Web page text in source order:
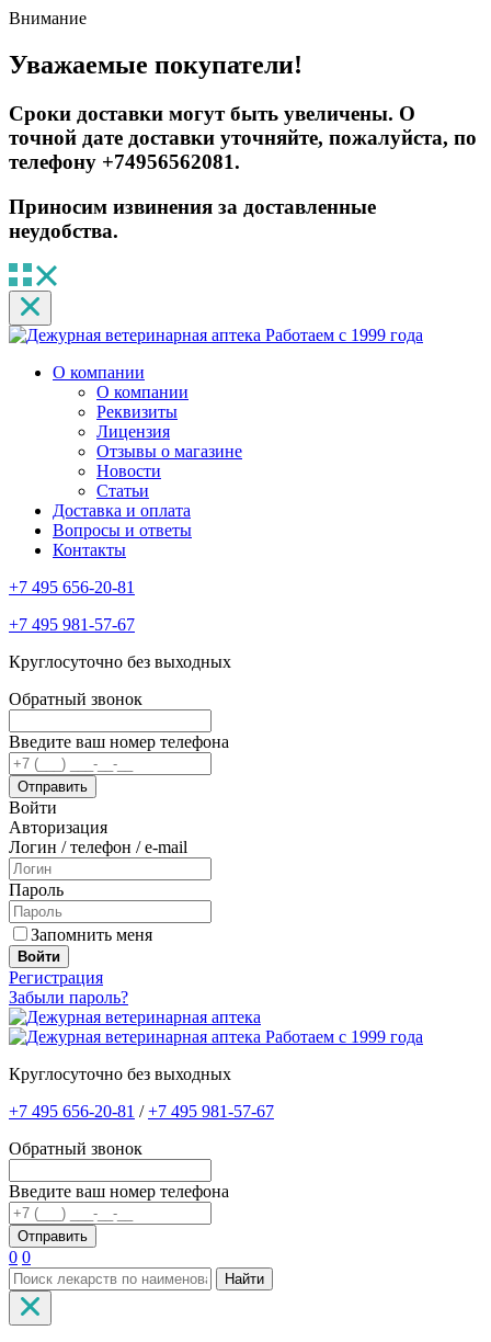
Внимание
Уважаемые покупатели!
Сроки доставки могут быть увеличены. О
точной дате доставки уточняйте, пожалуйста, по
телефону +74956562081.
Приносим извинения за доставленные
неудобства.
Работаем с 1999 года
О компании
О компании
Реквизиты
Лицензия
Отзывы о магазине
Новости
Статьи
Доставка и оплата
Вопросы и ответы
Контакты
+7 495 656-20-81
+7 495 981-57-67
Круглосуточно без выходных
Обратный звонок
Введите ваш номер телефона
Войти
Авторизация
Логин / телефон / e-mail
Пароль
Запомнить меня
Войти
Регистрация
Забыли пароль?
Работаем с 1999 года
Круглосуточно без выходных
+7 495 656-20-81 /+7 495 981-57-67
Обратный звонок
Введите ваш номер телефона
0 0
Найти